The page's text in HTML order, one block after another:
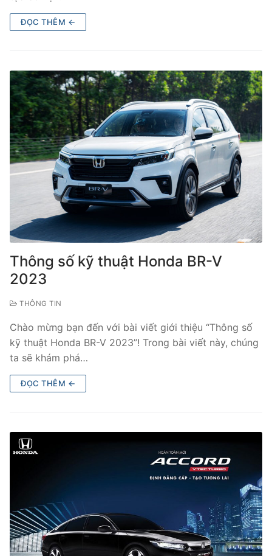
ĐỌC THÊM ←
Thông số kỹ thuật Honda BR-V
2023
THÔNG TIN
Chào mừng bạn đến với bài viết giới thiệu “Thông số
kỹ thuật Honda BR-V 2023”! Trong bài viết này, chúng
ta sẽ khám phá…
ĐỌC THÊM ←